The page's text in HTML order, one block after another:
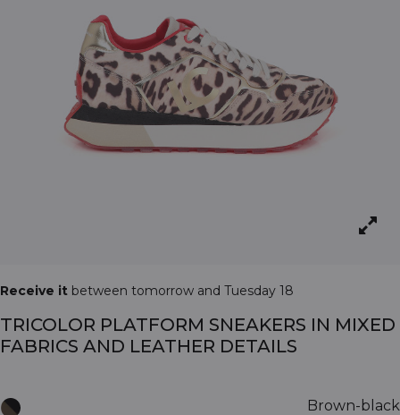
Receive it between tomorrow and Tuesday 18
TRICOLOR PLATFORM SNEAKERS IN MIXED
FABRICS AND LEATHER DETAILS
Brown-black